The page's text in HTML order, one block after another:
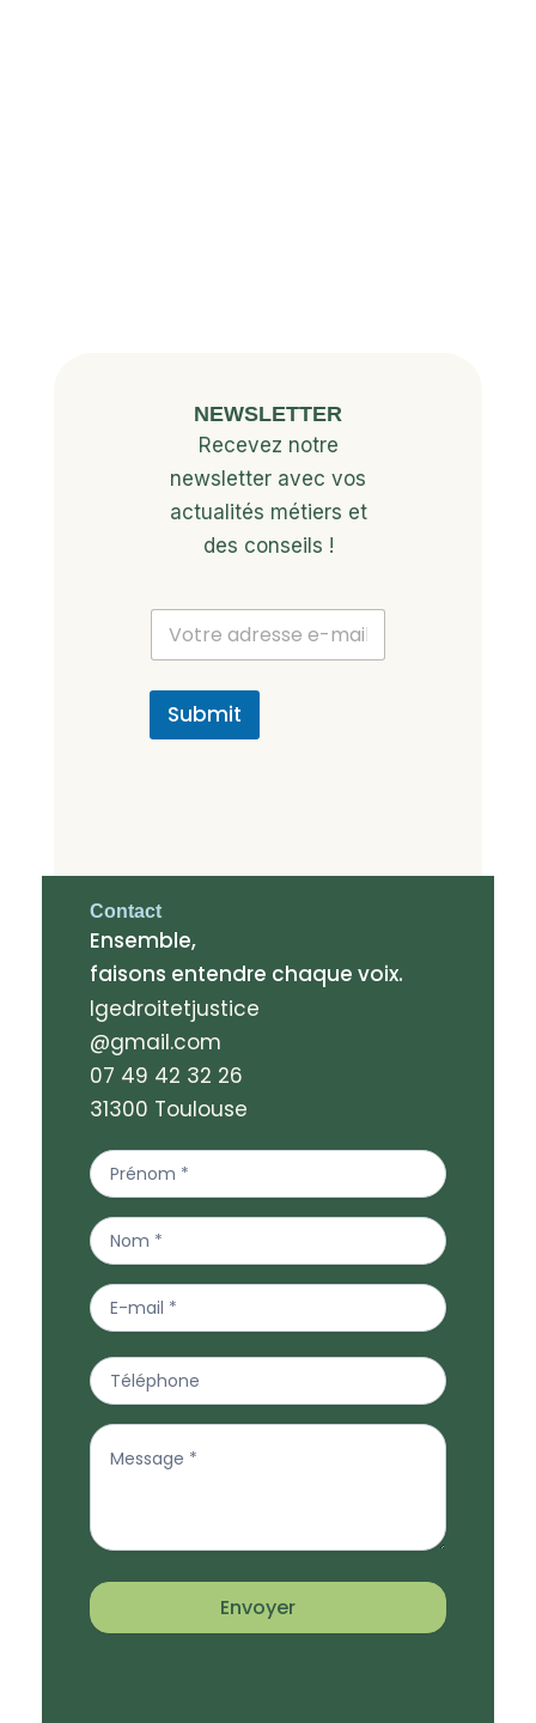
NEWSLETTER
Recevez notre
newsletter avec vos
actualités métiers et
des conseils !
E
m
l
E
a
i
*
Submit
Contact
Ensemble,
faisons entendre chaque voix.
lgedroitetjustice
@gmail.com
07 49 42 32 26
31300 Toulouse
Contact
Us
Envoyer